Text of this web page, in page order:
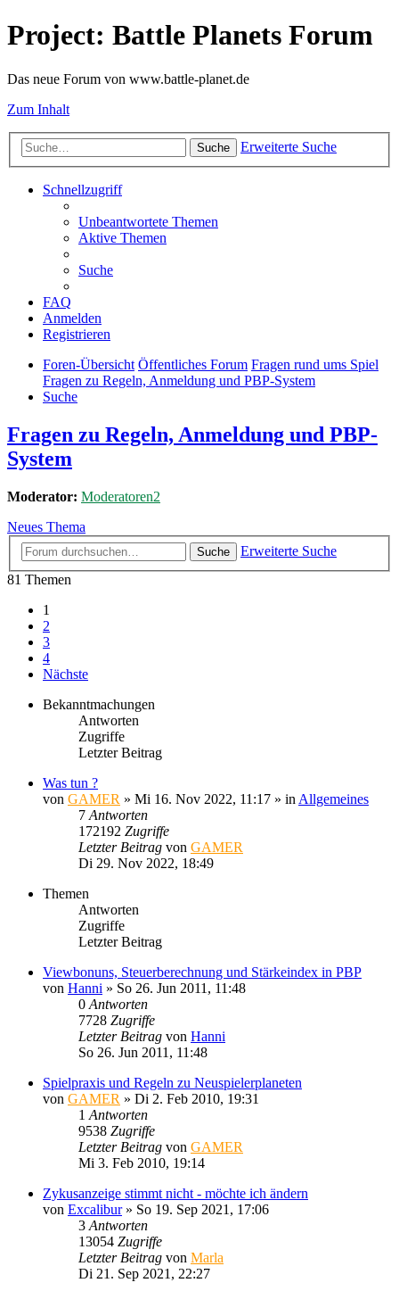
Project: Battle Planets Forum
Das neue Forum von www.battle-planet.de
Zum Inhalt
Suche Erweiterte Suche
Schnellzugriff
Unbeantwortete Themen
Aktive Themen
Suche
FAQ
Anmelden
Registrieren
Foren-Übersicht Öffentliches Forum Fragen rund ums Spiel
Fragen zu Regeln, Anmeldung und PBP-System
Suche
Fragen zu Regeln, Anmeldung und PBP-
System
Moderator: Moderatoren2
Neues Thema
Suche
Erweiterte Suche
81 Themen
1
2
3
4
Nächste
Bekanntmachungen
Antworten
Zugriffe
Letzter Beitrag
Was tun ?
von GAMER » Mi 16. Nov 2022, 11:17 » in Allgemeines
7 Antworten
172192 Zugriffe
Letzter Beitrag von GAMER
Di 29. Nov 2022, 18:49
Themen
Antworten
Zugriffe
Letzter Beitrag
Viewbonuns, Steuerberechnung und Stärkeindex in PBP
von Hanni » So 26. Jun 2011, 11:48
0 Antworten
7728 Zugriffe
Letzter Beitrag von Hanni
So 26. Jun 2011, 11:48
Spielpraxis und Regeln zu Neuspielerplaneten
von GAMER » Di 2. Feb 2010, 19:31
1 Antworten
9538 Zugriffe
Letzter Beitrag von GAMER
Mi 3. Feb 2010, 19:14
Zykusanzeige stimmt nicht - möchte ich ändern
von Excalibur» So 19. Sep 2021, 17:06
3 Antworten
13054 Zugriffe
Letzter Beitrag von Marla
Di 21. Sep 2021, 22:27